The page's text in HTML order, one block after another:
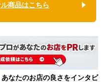
商品はこちら
なたのお店の良さをインタビ